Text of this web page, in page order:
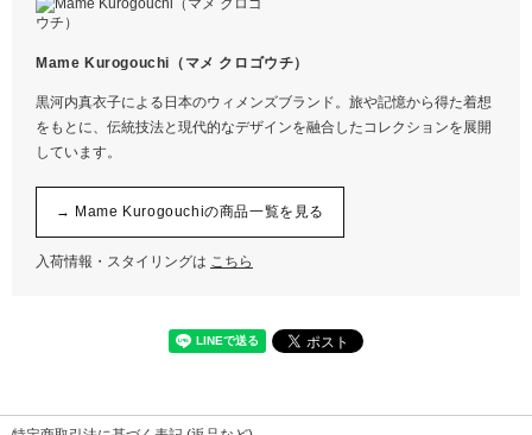
着丈
ヒップ
50
わたり幅
裾幅
※画像をクリックすると拡大します
Mame Kurogouchi（マメ クロゴウチ）
黒河内真衣子による日本のウィメンズブランド。旅や記憶から得た着想
をもとに、伝統技法と現代的なデザインを融合したコレクションを展開
しています。
→ Mame Kurogouchiの商品一覧を見る
入荷情報・スタイリングは こちら